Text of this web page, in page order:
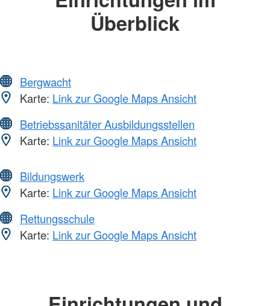
Überblick
Bergwacht
Karte: Link zur Google Maps Ansicht
Betriebssanitäter Ausbildungsstellen
Karte: Link zur Google Maps Ansicht
Bildungswerk
Karte: Link zur Google Maps Ansicht
Rettungsschule
Karte: Link zur Google Maps Ansicht